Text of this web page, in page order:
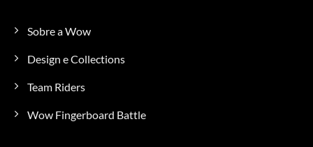
Sobre a Wow
Design e Collections
Team Riders
Wow Fingerboard Battle